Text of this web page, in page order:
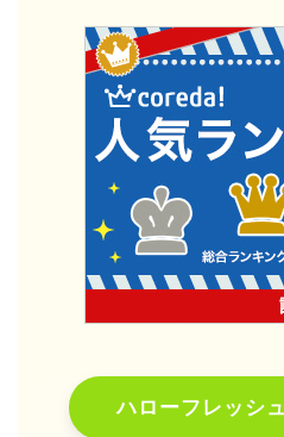
ハローフレッシ